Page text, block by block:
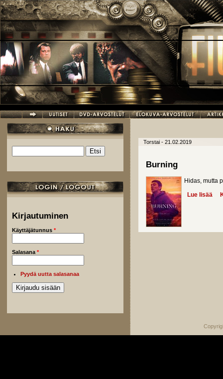
Hyppää pääsisältöön
Hakulomake
Kirjautuminen
Käyttäjätunnus *
Salasana *
Pyydä uutta salasanaa
Torstai - 21.02.2019
Burning
Hidas, mutta
Lue lisää